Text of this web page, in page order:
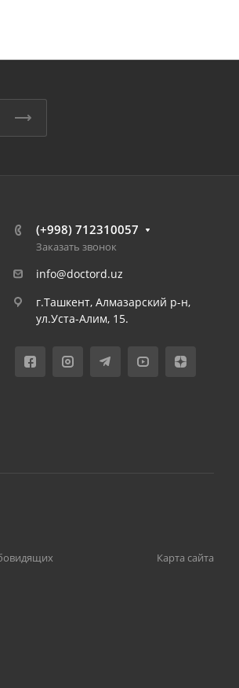
(+998) 712310057
Заказать звонок
info@doctord.uz
г.Ташкент, Алмазарский р-н,
ул.Уста-Алим, 15.
Карта сайта